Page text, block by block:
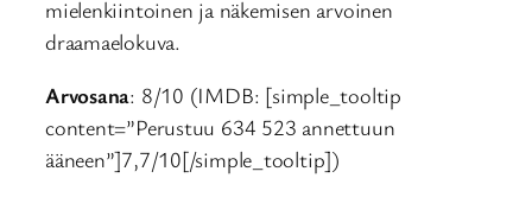
mielenkiintoinen ja näkemisen arvoinen
draamaelokuva.
Arvosana: 8/10 (IMDB: [simple_tooltip
content=”Perustuu 634 523 annettuun
ääneen”]7,7/10[/simple_tooltip])